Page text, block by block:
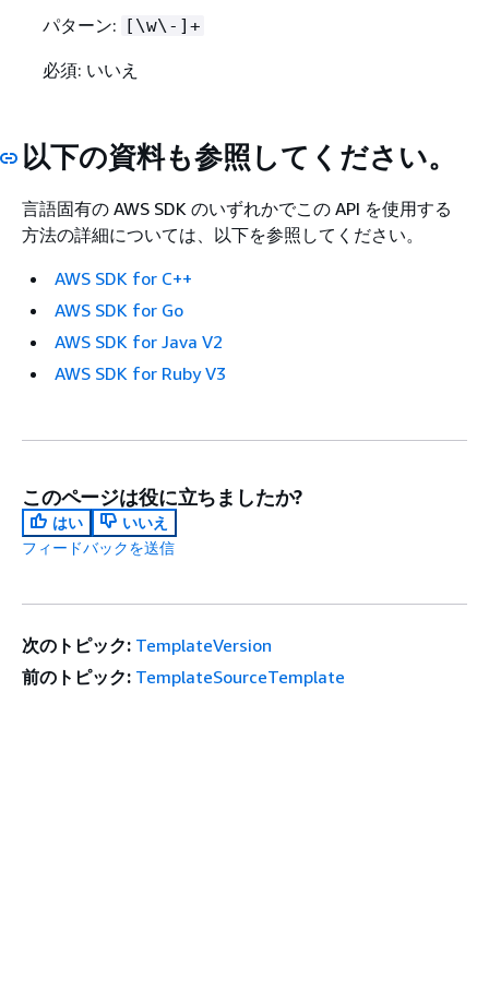
パターン:
[\w\-]+
必須: いいえ
以下の資料も参照してください。
言語固有の AWS SDK のいずれかでこの API を使用する
方法の詳細については、以下を参照してください。
AWS SDK for C++
AWS SDK for Go
AWS SDK for Java V2
AWS SDK for Ruby V3
このページは役に立ちましたか?
はい
いいえ
フィードバックを送信
次のトピック: TemplateVersion
前のトピック: TemplateSourceTemplate